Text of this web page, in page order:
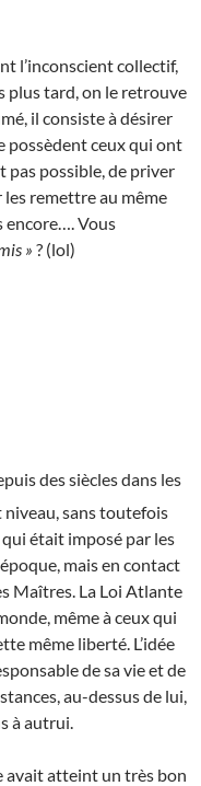
l’inconscient collectif,
plus tard, on le retrouve
il consiste à désirer
possèdent ceux qui ont
pas possible, de priver
remettre au même
encore…. Vous
» ? (lol)
des siècles dans les
niveau, sans toutefois
était imposé par les
mais en contact
Maîtres. La Loi Atlante
même à ceux qui
même liberté. L’idée
de sa vie et de
au-dessus de lui,
à autrui.
avait atteint un très bon